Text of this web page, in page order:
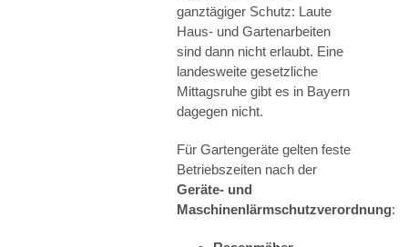
ganztägiger Schutz: Laute
Haus- und Gartenarbeiten
sind dann nicht erlaubt. Eine
landesweite gesetzliche
Mittagsruhe gibt es in Bayern
dagegen nicht.
Für Gartengeräte gelten feste
Betriebszeiten nach der
Geräte- und
Maschinenlärmschutzverordnung: